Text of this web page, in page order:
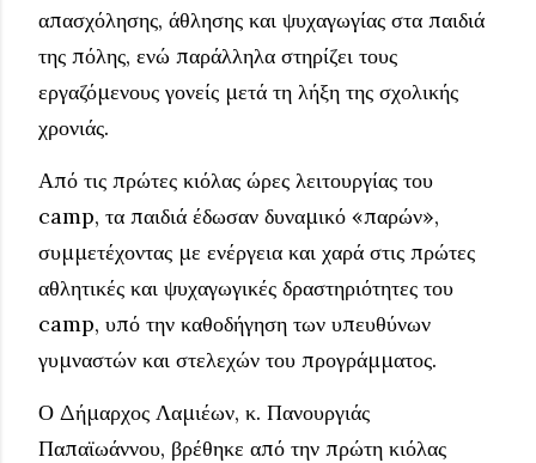
απασχόλησης, άθλησης και ψυχαγωγίας στα παιδιά
της πόλης, ενώ παράλληλα στηρίζει τους
εργαζόμενους γονείς μετά τη λήξη της σχολικής
χρονιάς.
Από τις πρώτες κιόλας ώρες λειτουργίας του
camp, τα παιδιά έδωσαν δυναμικό «παρών»,
συμμετέχοντας με ενέργεια και χαρά στις πρώτες
αθλητικές και ψυχαγωγικές δραστηριότητες του
camp, υπό την καθοδήγηση των υπευθύνων
γυμναστών και στελεχών του προγράμματος.
Ο Δήμαρχος Λαμιέων, κ. Πανουργιάς
Παπαϊωάννου, βρέθηκε από την πρώτη κιόλας